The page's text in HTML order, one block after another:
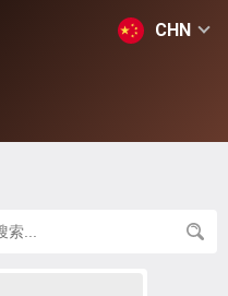
CHN